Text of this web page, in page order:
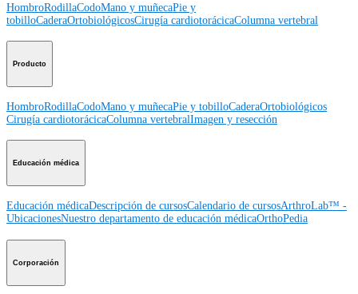
HombroRodillaCodoMano y muñecaPie y
tobilloCaderaOrtobiológicosCirugía cardiotorácicaColumna vertebral
Producto
HombroRodillaCodoMano y muñecaPie y tobilloCaderaOrtobiológicos
Cirugía cardiotorácicaColumna vertebralImagen y resección
Educación médica
Educación médicaDescripción de cursosCalendario de cursosArthroLab™ -
UbicacionesNuestro departamento de educación médicaOrthoPedia
Corporación